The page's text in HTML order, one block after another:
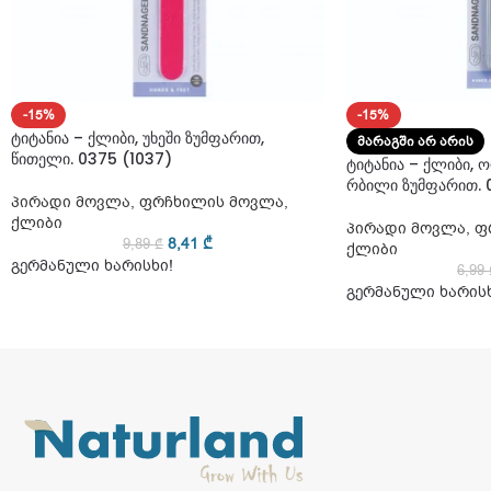
-15%
ტიტანია – ქლიბი, უხეში ზუმფარით,
წითელი. 0375 (1037)
პირადი მოვლა, ფრჩხილის მოვლა,
ქლიბი
9,89₾ 8,41 ₾
გერმანული ხარისხი!
-15%
ᲛᲐᲠᲐᲒᲨᲘ ᲐᲠ ᲐᲠᲘᲡ
ტიტანია – ქლიბი,
რბილი ზუმფარით.
პირადი მოვლა,
ქლიბი
6,99
გერმანული